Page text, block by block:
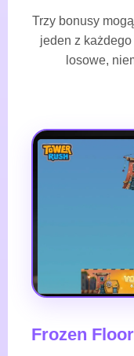
Trzy bonusy
jeden z
losowe,
Frozen